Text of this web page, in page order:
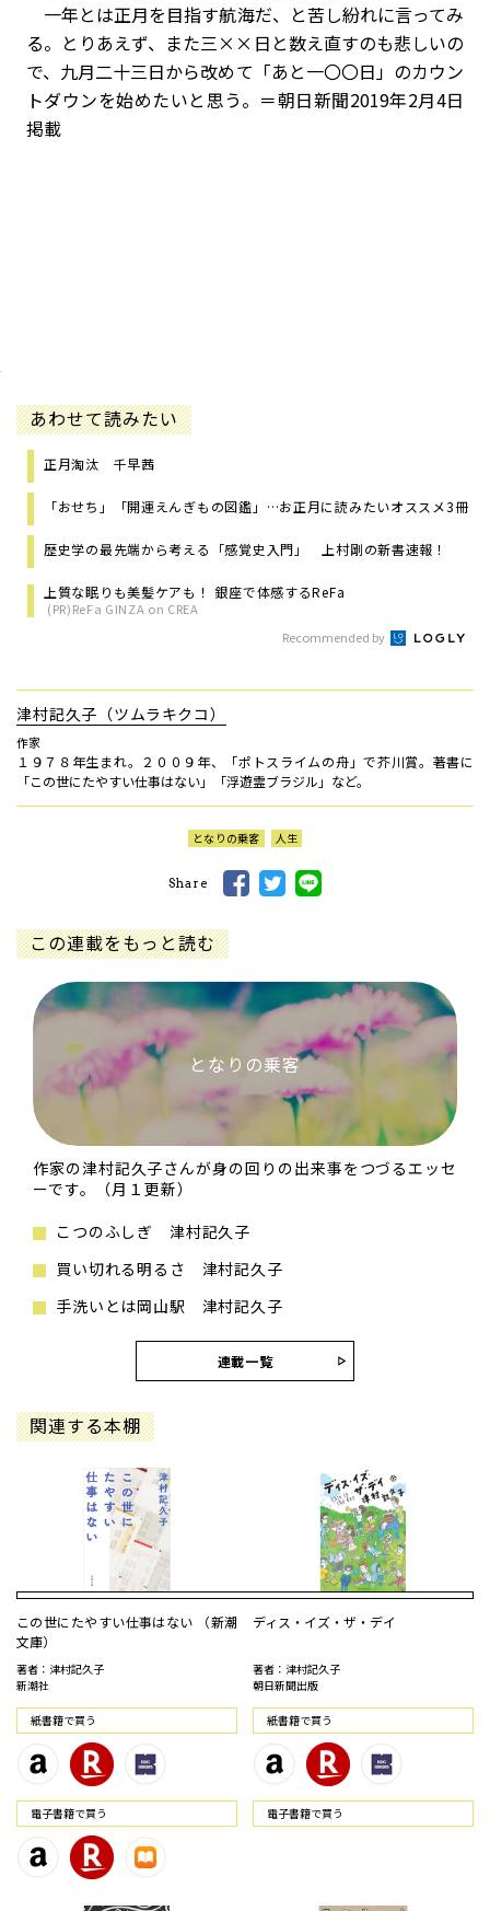
一年とは正月を目指す航海だ、と苦し紛れに言ってみ
る。とりあえず、また三××日と数え直すのも悲しいの
で、九月二十三日から改めて「あと一〇〇日」のカウン
トダウンを始めたいと思う。＝朝日新聞2019年2月4日
掲載
あわせて読みたい
正月淘汰 千早茜
「おせち」「開運えんぎもの図鑑」…お正月に読みたいオススメ3冊
歴史学の最先端から考える「感覚史入門」 上村剛の新書速報！
上質な眠りも美髪ケアも！ 銀座で体感するReFa
(PR)ReFa GINZA on CREA
Recommended by
津村記久子（ツムラキクコ）
作家
１９７８年生まれ。２００９年、「ポトスライムの舟」で芥川賞。著書に
「この世にたやすい仕事はない」「浮遊霊ブラジル」など。
となりの乗客 人生
Share
この連載をもっと読む
となりの乗客
作家の津村記久子さんが身の回りの出来事をつづるエッセ
ーです。（月１更新）
こつのふしぎ 津村記久子
買い切れる明るさ 津村記久子
手洗いとは岡山駅 津村記久子
連載一覧
関連する本棚
この世にたやすい仕事はない （新潮
文庫）
著者：津村記久子
新潮社
紙書籍で買う
電⼦書籍で買う
ディス・イズ・ザ・デイ
著者：津村記久子
朝日新聞出版
紙書籍で買う
電⼦書籍で買う